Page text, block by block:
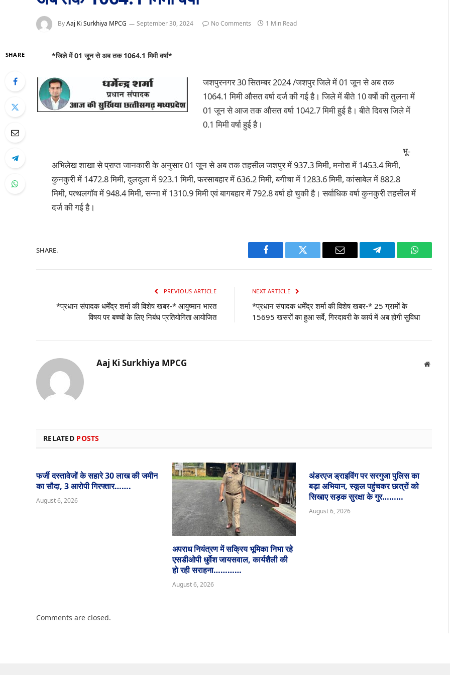
ByAaj Ki Surkhiya MPCG September 30, 2024 No Comments 1 Min Read
SHARE *जिले में 01 जून से अब तक 1064.1 मिमी वर्षा*
जशपुरनगर 30 सितम्बर 2024 /जशपुर जिले में 01 जून से अब तक
1064.1 मिमी औसत वर्षा दर्ज की गई है। जिले में बीते 10 वर्षाे की तुलना में
01 जून से आज तक औसत वर्षा 1042.7 मिमी हुई है। बीते दिवस जिले में
0.1 मिमी वर्षा हुई है।
भू-
अभिलेख शाखा से प्राप्त जानकारी के अनुसार 01 जून से अब तक तहसील जशपुर में 937.3 मिमी, मनोरा में 1453.4 मिमी,
कुनकुरी में 1472.8 मिमी, दुलदुला में 923.1 मिमी, फरसाबहार में 636.2 मिमी, बगीचा में 1283.6 मिमी, कांसाबेल में 882.8
मिमी, पत्थलगॉव में 948.4 मिमी, सन्ना में 1310.9 मिमी एवं बागबहार में 792.8 वर्षा हो चुकी है। सर्वाधिक वर्षा कुनकुरी तहसील में
दर्ज की गई है।
SHARE.
Facebook Twitter Email Telegram
PREVIOUS ARTICLE
*प्रधान संपादक धर्मेंद्र शर्मा की विशेष खबर-* आयुष्मान भारत
विषय पर बच्चों के लिए निबंध प्रतियोगिता आयोजित
NEXT ARTICLE
*प्रधान संपादक धर्मेंद्र शर्मा की विशेष खबर-* 25 ग्रामों के
15695 खसरों का हुआ सर्वे, गिरदावरी के कार्य में अब होगी सुविधा
Aaj Ki Surkhiya MPCG
RELATED POSTS
फर्जी दस्तावेजों के सहारे 30 लाख की जमीन
का सौदा, 3 आरोपी गिरफ्तार…….
August 6, 2026
अपराध नियंत्रण में सक्रिय भूमिका निभा रहे
एसडीओपी धुर्वेश जायसवाल, कार्यशैली की
हो रही सराहना…………
August 6, 2026
अंडरएज ड्राइविंग पर सरगुजा पुलिस का
बड़ा अभियान, स्कूल पहुंचकर छात्रों को
सिखाए सड़क सुरक्षा के गुर………
August 6, 2026
Comments are closed.